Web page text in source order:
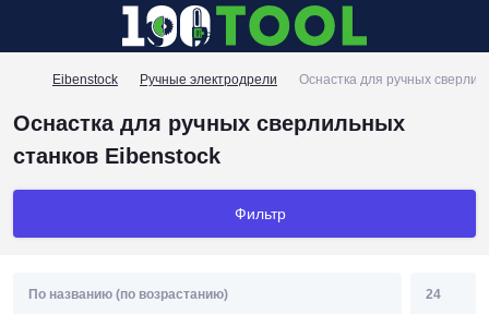
Eibenstock Ручные электродрели Оснастка для ручных
Оснастка для ручных сверлильных
станков Eibenstock
Фильтр